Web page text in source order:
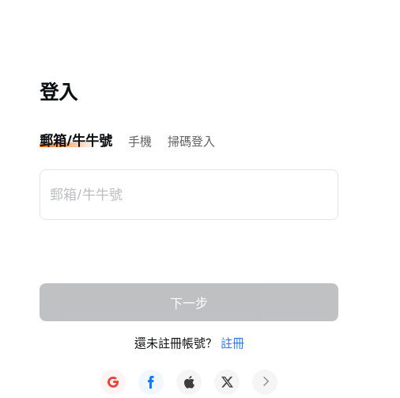
登入
郵箱/牛牛號 手機 掃碼登入
還未註冊帳號？ 註冊